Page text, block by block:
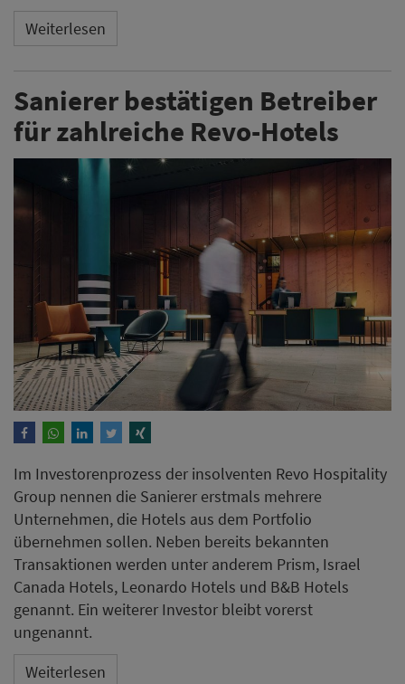
Weiterlesen
Sanierer bestätigen Betreiber
für zahlreiche Revo-Hotels
Im Investorenprozess der insolventen Revo Hospitality
Group nennen die Sanierer erstmals mehrere
Unternehmen, die Hotels aus dem Portfolio
übernehmen sollen. Neben bereits bekannten
Transaktionen werden unter anderem Prism, Israel
Canada Hotels, Leonardo Hotels und B&B Hotels
genannt. Ein weiterer Investor bleibt vorerst
ungenannt.
Weiterlesen